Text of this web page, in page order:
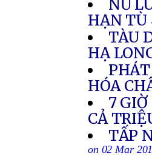
NỮ
HẠN TÙ
TÀU
HẠ
HÓA
7
CẢ
TẤP